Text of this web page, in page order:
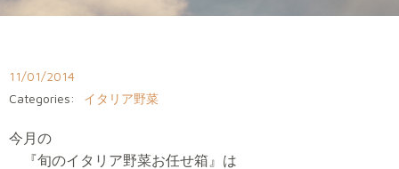
11/01/2014
Categories:
イタリア野菜
今月の
『旬のイタリア野菜お任せ箱』は